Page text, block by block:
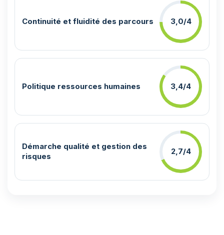
Continuité et fluidité des parcours 3,0/4
Politique ressources humaines 3,4/4
Démarche qualité et gestion des
risques
2,7/4